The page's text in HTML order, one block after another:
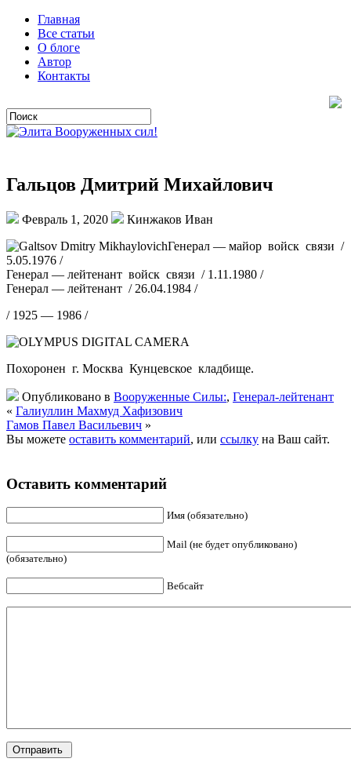
Главная
Все статьи
О блоге
Автор
Контакты
Гальцов Дмитрий Михайлович
Февраль 1, 2020
Кинжаков Иван
Генерал — майор войск связи /
5.05.1976 /
Генерал — лейтенант войск связи / 1.11.1980 /
Генерал — лейтенант / 26.04.1984 /
/ 1925 — 1986 /
Похоронен г. Москва Кунцевское кладбище.
Опубликовано в Вооруженные Силы:, Генерал-лейтенант
« Галиуллин Махмуд Хафизович
Гамов Павел Васильевич »
Вы можете оставить комментарий, или ссылку на Ваш сайт.
Оставить комментарий
Имя (обязательно)
Mail (не будет опубликовано)
(обязательно)
Вебсайт